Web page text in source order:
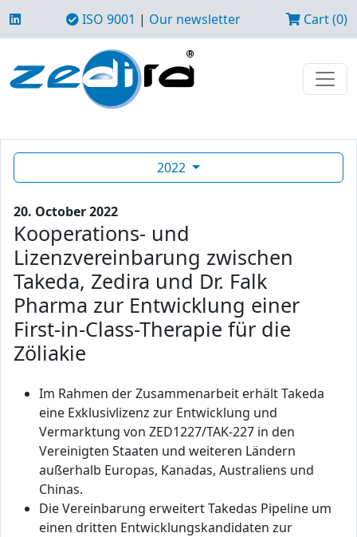
ISO 9001 | Our newsletter Cart (0)
2022
20. October 2022
Kooperations- und
Lizenzvereinbarung zwischen
Takeda, Zedira und Dr. Falk
Pharma zur Entwicklung einer
First-in-Class-Therapie für die
Zöliakie
Im Rahmen der Zusammenarbeit erhält Takeda
eine Exklusivlizenz zur Entwicklung und
Vermarktung von ZED1227/TAK-227 in den
Vereinigten Staaten und weiteren Ländern
außerhalb Europas, Kanadas, Australiens und
Chinas.
Die Vereinbarung erweitert Takedas Pipeline um
einen dritten Entwicklungskandidaten zur